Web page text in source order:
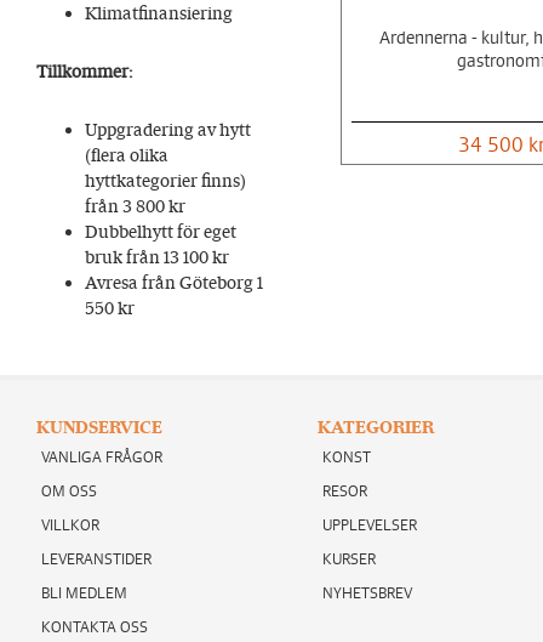
Klimatfinansiering
Tillkommer:
Uppgradering av hytt
(flera olika
hyttkategorier finns)
från 3 800 kr
Dubbelhytt för eget
bruk från 13 100 kr
Avresa från Göteborg 1
550 kr
Ardennerna - kultur,
34 500
KUNDSERVICE
VANLIGA FRÅGOR
OM OSS
VILLKOR
LEVERANSTIDER
BLI MEDLEM
KONTAKTA OSS
KATEGORIER
KONST
RESOR
UPPLEVELSER
KURSER
NYHETSBREV